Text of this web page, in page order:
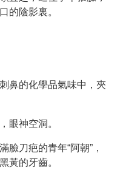
的陰影裏。
鼻的化學品氣味中，夾
眼神空洞。
臉刀疤的青年“阿朝”，
黃的牙齒。